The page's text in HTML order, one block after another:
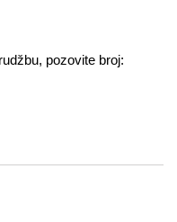
pozovite broj: